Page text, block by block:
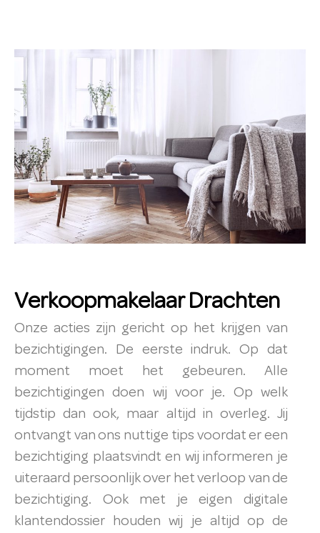
Verkoopmakelaar Drachten
Onze acties zijn gericht op het krijgen van
bezichtigingen. De eerste indruk. Op dat
moment moet het gebeuren. Alle
bezichtigingen doen wij voor je. Op welk
tijdstip dan ook, maar altijd in overleg. Jij
ontvangt van ons nuttige tips voordat er een
bezichtiging plaatsvindt en wij informeren je
uiteraard persoonlijk over het verloop van de
bezichtiging. Ook met je eigen digitale
klantendossier houden wij je altijd op de